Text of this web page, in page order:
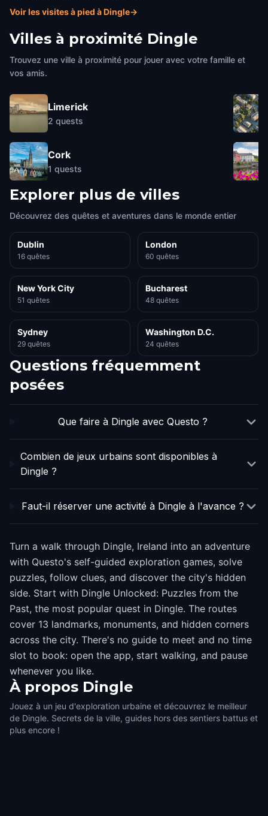
Voir les visites à pied à Dingle→
Villes à proximité Dingle
Trouvez une ville à proximité pour jouer avec votre famille et
vos amis.
Limerick
2 quests
Cork
1 quests
Explorer plus de villes
Découvrez des quêtes et aventures dans le monde entier
Dublin
16 quêtes
London
60 quêtes
New York City
51 quêtes
Bucharest
48 quêtes
Sydney
29 quêtes
Washington D.C.
24 quêtes
Questions fréquemment
posées
Que faire à Dingle avec Questo ?
Combien de jeux urbains sont disponibles à
Dingle ?
Faut-il réserver une activité à Dingle à l'avance ?
Turn a walk through Dingle, Ireland into an adventure
with Questo's self-guided exploration games, solve
puzzles, follow clues, and discover the city's hidden
side. Start with Dingle Unlocked: Puzzles from the
Past, the most popular quest in Dingle. The routes
cover 13 landmarks, monuments, and hidden corners
across the city. There's no guide to meet and no time
slot to book: open the app, start walking, and pause
whenever you like.
À propos Dingle
Jouez à un jeu d'exploration urbaine et découvrez le meilleur
de Dingle. Secrets de la ville, guides hors des sentiers battus et
plus encore !